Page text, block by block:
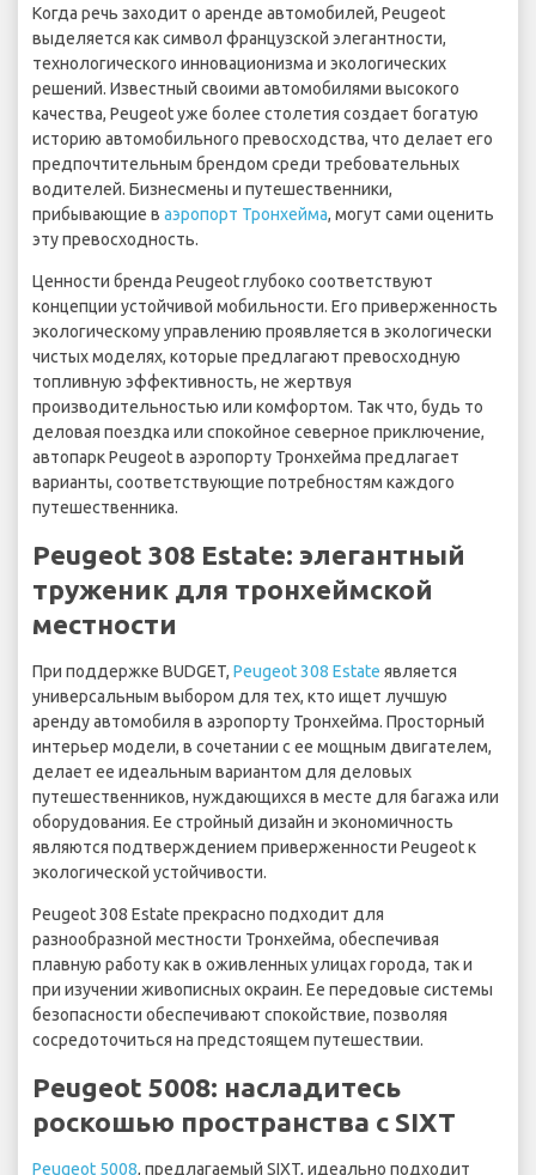
Когда речь заходит о аренде автомобилей, Peugeot
выделяется как символ французской элегантности,
технологического инновационизма и экологических
решений. Известный своими автомобилями высокого
качества, Peugeot уже более столетия создает богатую
историю автомобильного превосходства, что делает его
предпочтительным брендом среди требовательных
водителей. Бизнесмены и путешественники,
прибывающие в аэропорт Тронхейма, могут сами оценить
эту превосходность.
Ценности бренда Peugeot глубоко соответствуют
концепции устойчивой мобильности. Его приверженность
экологическому управлению проявляется в экологически
чистых моделях, которые предлагают превосходную
топливную эффективность, не жертвуя
производительностью или комфортом. Так что, будь то
деловая поездка или спокойное северное приключение,
автопарк Peugeot в аэропорту Тронхейма предлагает
варианты, соответствующие потребностям каждого
путешественника.
Peugeot 308 Estate: элегантный
труженик для тронхеймской
местности
При поддержке BUDGET, Peugeot 308 Estate является
универсальным выбором для тех, кто ищет лучшую
аренду автомобиля в аэропорту Тронхейма. Просторный
интерьер модели, в сочетании с ее мощным двигателем,
делает ее идеальным вариантом для деловых
путешественников, нуждающихся в месте для багажа или
оборудования. Ее стройный дизайн и экономичность
являются подтверждением приверженности Peugeot к
экологической устойчивости.
Peugeot 308 Estate прекрасно подходит для
разнообразной местности Тронхейма, обеспечивая
плавную работу как в оживленных улицах города, так и
при изучении живописных окраин. Ее передовые системы
безопасности обеспечивают спокойствие, позволяя
сосредоточиться на предстоящем путешествии.
Peugeot 5008: насладитесь
роскошью пространства с SIXT
Peugeot 5008, предлагаемый SIXT, идеально подходит